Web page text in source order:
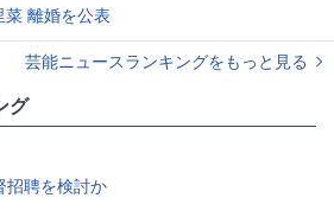
離婚を公表
芸能ニュースランキングをもっと見る
グ
招聘を検討か